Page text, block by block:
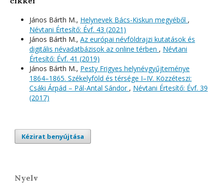
János Bárth M., Helynevek Bács-Kiskun megyéből ,
Névtani Értesítő: Évf. 43 (2021)
János Bárth M., Az európai névföldrajzi kutatások és
digitális névadatbázisok az online térben , Névtani
Értesítő: Évf. 41 (2019)
János Bárth M., Pesty Frigyes helynévgyűjteménye
1864–1865. Székelyföld és térsége I–IV. Közzéteszi:
Csáki Árpád – Pál-Antal Sándor , Névtani Értesítő: Évf. 39
(2017)
Kézirat benyújtása
Nyelv